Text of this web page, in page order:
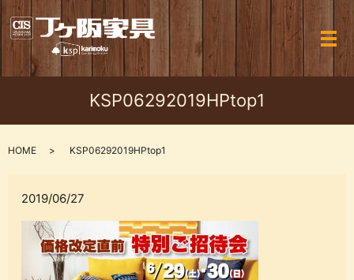
メ
KSP06292019HPtop1
HOME KSP06292019HPtop1
2019/06/27